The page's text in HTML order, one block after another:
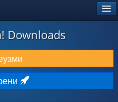
Downloads